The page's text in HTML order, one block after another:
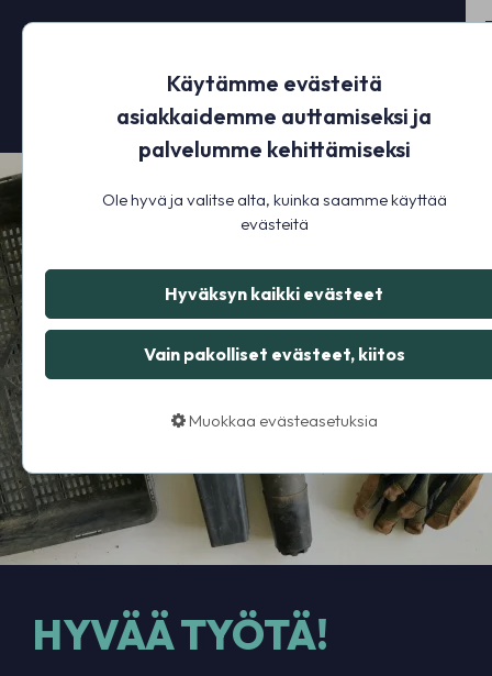
HYVÄÄ TYÖTÄ!
Käytämme evästeitä
asiakkaidemme auttamiseksi ja
palvelumme kehittämiseksi
Ole hyvä ja valitse alta, kuinka saamme käyttää
evästeitä
Hyväksyn kaikki evästeet
Vain pakolliset evästeet, kiitos
Muokkaa evästeasetuksia